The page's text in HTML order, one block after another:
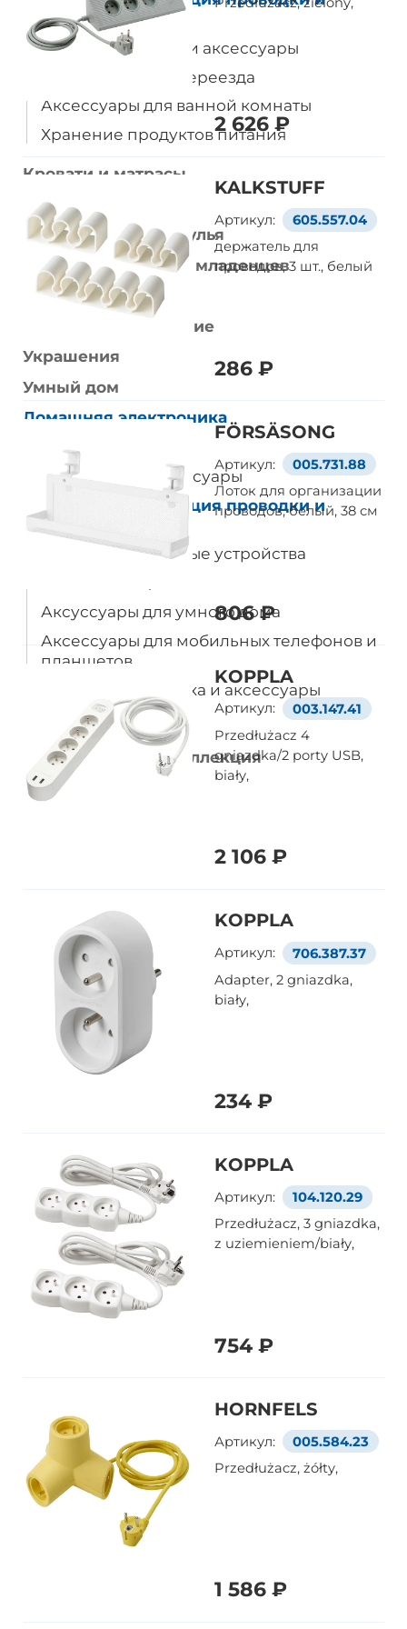
аксессуары
Дорожные сумки и аксессуары
Аксессуары для переезда
Аксессуары для ванной комнаты
Хранение продуктов питания
Кровати и матрасы
Диваны и кресла
Рабочие столы и стулья
Товары для детей и младенцев
Стирка и уборка
Домашнее улучшение
Украшения
Умный дом
Домашняя электроника
Все товары
Динамики и аксессуары
Кабели, организация проводки и
аксессуары
Провода и зарядные устройства
Аксуссуары для умного дома
Аксессуары для мобильных телефонов и
планшетов
Очистители воздуха и аксессуары
Бытовая техника
Рождественская коллекция
2 626 ₽
KALKSTUFF
Артикул:
605.557.04
держатель для
проводов, 3 шт., белый
286 ₽
FÖRSÄSONG
Артикул:
005.731.88
Лоток для организации
проводов, белый, 38 см
806 ₽
KOPPLA
Артикул:
003.147.41
Przedłużacz 4
gniazdka/2 porty USB,
biały,
2 106 ₽
KOPPLA
Артикул:
706.387.37
Adapter, 2 gniazdka,
biały,
234 ₽
KOPPLA
Артикул:
104.120.29
Przedłużacz, 3 gniazdka,
z uziemieniem/biały,
754 ₽
HORNFELS
Артикул:
005.584.23
Przedłużacz, żółty,
1 586 ₽